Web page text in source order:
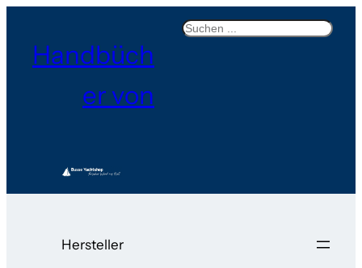
Search
Handbüch
er von
Hersteller